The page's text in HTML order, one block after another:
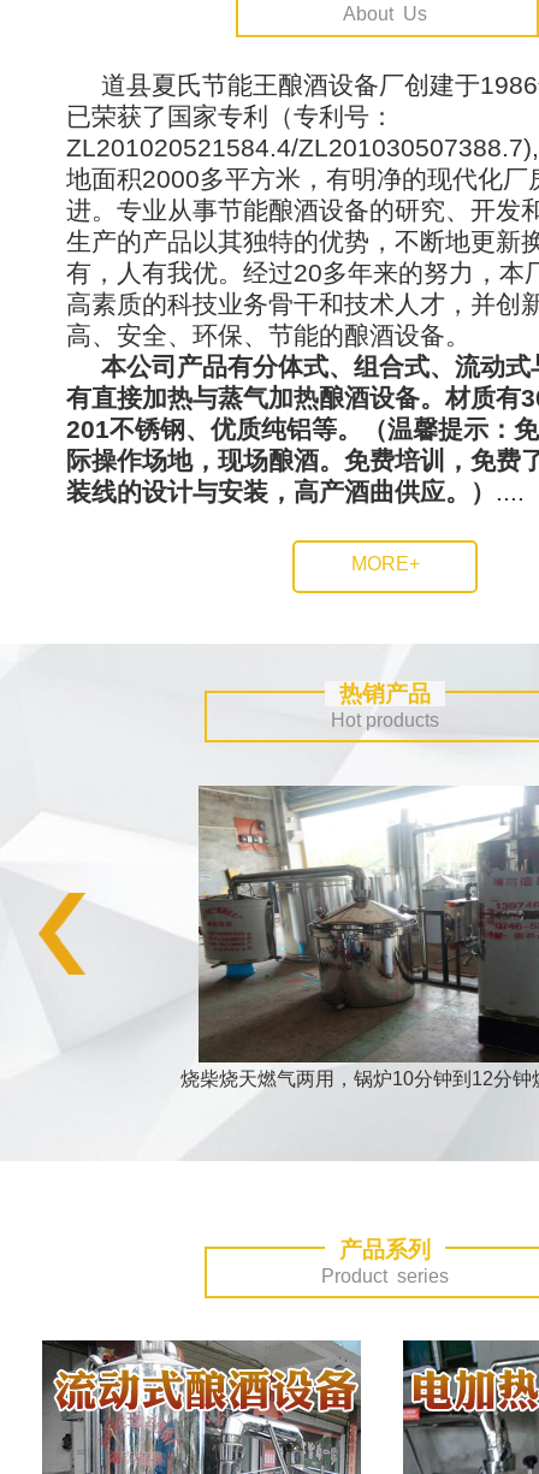
About Us
道县夏氏节能王酿酒设备厂创建于
已荣获了国家专利（专利号：
ZL201020521584.4/
地面积2000多平方米，有明净的现代化厂
进。专业从事节能酿酒设备的研究、开发
生产的产品以其独特的优势，不断地更新
有，人有我优。经过20多年来的努力，本
高素质的科技业务骨干和技术人才，并创
高、安全、环保、节能的酿酒设备。
本公司产品有分体式、组合式、流动式
有直接加热与蒸气加热酿酒设备。材质有
201不锈钢、优质纯铝等。（温馨提示：
际操作场地，现场酿酒。免费培训，免费
装线的设计与安装，高产酒曲供应。） ....
MORE+
热销产品
Hot products
烧柴烧天燃气两用，锅炉10分钟到12分
500-1000型大型不锈钢酿酒设备
产品系列
Product series